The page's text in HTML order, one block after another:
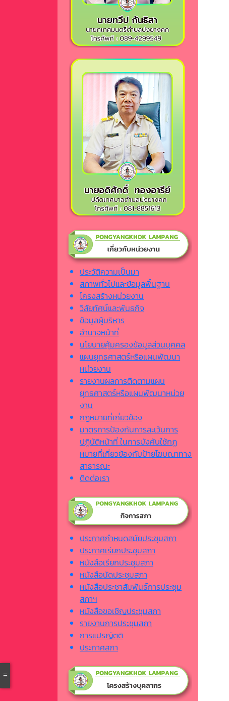
ประวัติความเป็นมา
สภาพทั่วไปและข้อมูลพื้นฐาน
โครงสร้างหน่วยงาน
วิสัยทัศน์และพันธกิจ
ข้อมูลผู้บริหาร
อำนาจหน้าที่
นโยบายคุ้มครองข้อมูลส่วนบุคคล
แผนยุทธศาสตร์หรือแผนพัฒนา
หน่วยงาน
รายงานผลการติดตามแผน
ยุทธศาสตร์หรือแผนพัฒนาหน่วย
งาน
กฎหมายที่เกี่ยวข้อง
มาตรการป้องกันการละเว้นการ
ปฏิบัติหน้าที่ ในการบังคับใช้กฏ
หมายที่เกี่ยวข้องกับป้ายโฆษณาทาง
สาธารณะ
ติดต่อเรา
ประกาศกำหนดสมัยประชุมสภา
ประกาศเรียกประชุมสภา
หนังสือเรียกประชุมสภา
หนังสือนัดประชุมสภา
หนังสือประชาสัมพันธ์การประชุม
สภาฯ
หนังสือขอเชิญประชุมสภา
รายงานการประชุมสภา
การแปรญัตติ
ประกาศสภา